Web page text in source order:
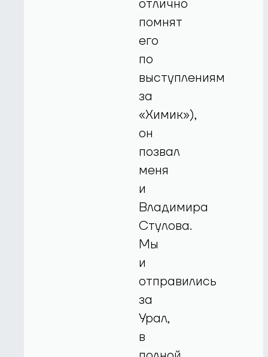
отлично
помнят
его
по
выступлениям
за
«Химик»),
он
позвал
меня
и
Владимира
Стулова.
Мы
и
отправились
за
Урал,
в